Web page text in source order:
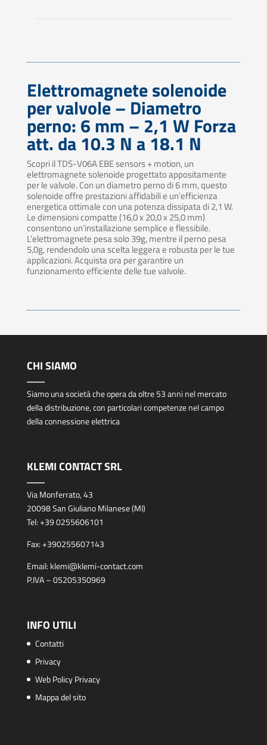
Elettromagnete solenoide
per valvole – Diametro
perno: 6 mm – 2,1 W Forza
att. da 10.3 N a 18.1 N
Scopri il TDS-V06A EBE sensors + motion, un
elettromagnete solenoide progettato appositamente
per le valvole. Con un diametro perno di 6 mm, questo
solenoide offre prestazioni affidabili e un’efficienza
energetica ottimale con una potenza dissipata di 2,1 W.
Le dimensioni compatte (16,0 x 20,0 x 25,0 mm)
consentono un’installazione semplice e flessibile.
L’elettromagnete pesa solo 39g, mentre il perno pesa
5,0g, rendendolo una scelta leggera e robusta per le tue
applicazioni. Acquista ora per garantire un
funzionamento efficiente delle tue valvole.
CHI SIAMO
Siamo una società che opera da oltre 53 anni nel mercato
della distribuzione, con particolari competenze nel campo
della connessione elettrica
KLEMI CONTACT SRL
Via Monferrato, 43
20098 San Giuliano Milanese (MI)
Tel:+39 0255606101
Fax:+390255607143
Email: klemi@klemi-contact.com
P.IVA – 05205350969
INFO UTILI
Contatti
Privacy
Web Policy Privacy
Mappa del sito